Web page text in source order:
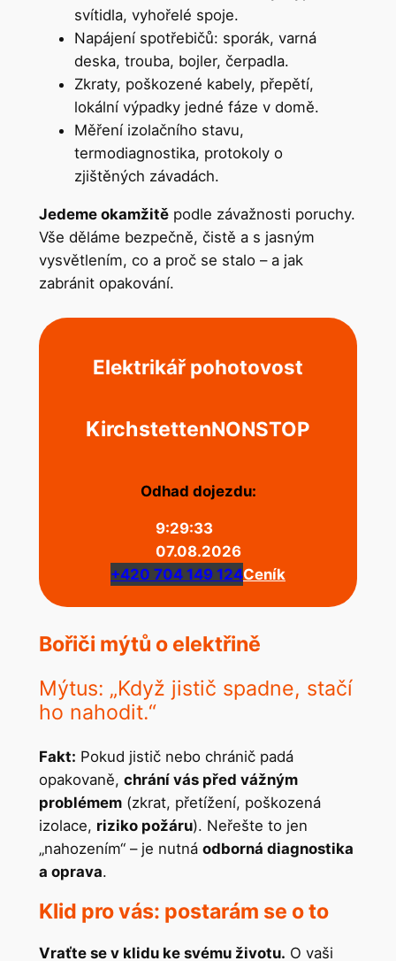
svítidla, vyhořelé spoje.
Napájení spotřebičů: sporák, varná
deska, trouba, bojler, čerpadla.
Zkraty, poškozené kabely, přepětí,
lokální výpadky jedné fáze v domě.
Měření izolačního stavu,
termodiagnostika, protokoly o
zjištěných závadách.
Jedeme okamžitěpodle závažnosti poruchy.
Vše děláme bezpečně, čistě a s jasným
vysvětlením, co a proč se stalo – a jak
zabránit opakování.
Elektrikář pohotovost
KirchstettenNONSTOP
Odhad dojezdu:
9:29:33
07.08.2026
+420 704 149 124Ceník
Bořiči mýtů o elektřině
Mýtus: „Když jistič spadne, stačí
ho nahodit.“
Fakt: Pokud jistič nebo chránič padá
opakovaně, chrání vás před vážným
problémem(zkrat, přetížení, poškozená
izolace, riziko požáru). Neřešte to jen
„nahozením“ – je nutná odborná diagnostika
a oprava.
Klid pro vás: postarám se o to
Vraťte se v klidu ke svému životu. O vaši